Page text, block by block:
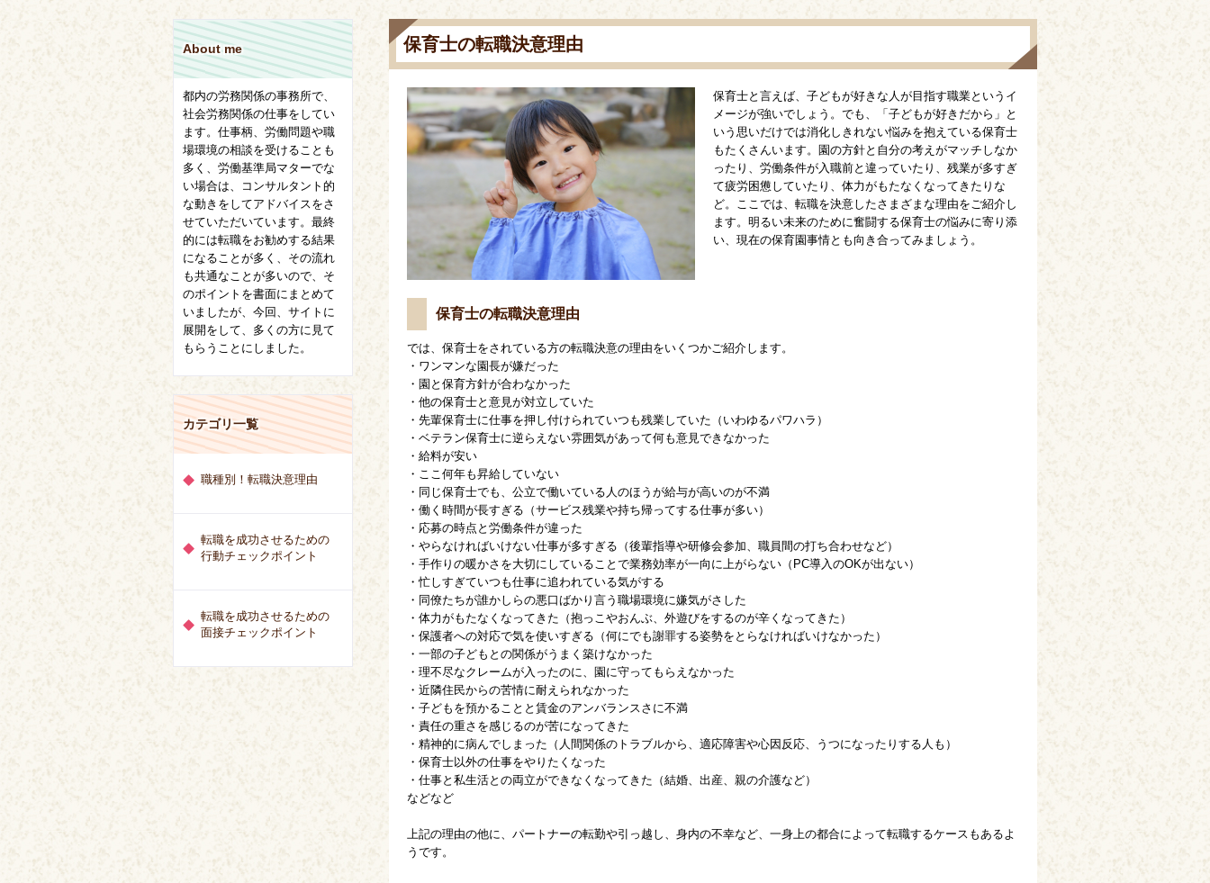
About me
都内の労務関係の事務所で、
社会労務関係の仕事をしてい
ます。仕事柄、労働問題や職
場環境の相談を受けることも
多く、労働基準局マターでな
い場合は、コンサルタント的
な動きをしてアドバイスをさ
せていただいています。最終
的には転職をお勧めする結果
になることが多く、その流れ
も共通なことが多いので、そ
のポイントを書面にまとめて
いましたが、今回、サイトに
展開をして、多くの方に見て
もらうことにしました。
カテゴリ一覧
職種別！転職決意理由
転職を成功させるための
行動チェックポイント
転職を成功させるための
面接チェックポイント
保育士の転職決意理由
保育士と言えば、子どもが好きな人が目指す職業というイ
メージが強いでしょう。でも、「子どもが好きだから」と
いう思いだけでは消化しきれない悩みを抱えている保育士
もたくさんいます。園の方針と自分の考えがマッチしなか
ったり、労働条件が入職前と違っていたり、残業が多すぎ
て疲労困憊していたり、体力がもたなくなってきたりな
ど。ここでは、転職を決意したさまざまな理由をご紹介し
ます。明るい未来のために奮闘する保育士の悩みに寄り添
い、現在の保育園事情とも向き合ってみましょう。
保育士の転職決意理由
では、保育士をされている方の転職決意の理由をいくつかご紹介します。
・ワンマンな園長が嫌だった
・園と保育方針が合わなかった
・他の保育士と意見が対立していた
・先輩保育士に仕事を押し付けられていつも残業していた（いわゆるパワハラ）
・ベテラン保育士に逆らえない雰囲気があって何も意見できなかった
・給料が安い
・ここ何年も昇給していない
・同じ保育士でも、公立で働いている人のほうが給与が高いのが不満
・働く時間が長すぎる（サービス残業や持ち帰ってする仕事が多い）
・応募の時点と労働条件が違った
・やらなければいけない仕事が多すぎる（後輩指導や研修会参加、職員間の打ち合わせなど）
・手作りの暖かさを大切にしていることで業務効率が一向に上がらない（PC導入のOKが出ない）
・忙しすぎていつも仕事に追われている気がする
・同僚たちが誰かしらの悪口ばかり言う職場環境に嫌気がさした
・体力がもたなくなってきた（抱っこやおんぶ、外遊びをするのが辛くなってきた）
・保護者への対応で気を使いすぎる（何にでも謝罪する姿勢をとらなければいけなかった）
・一部の子どもとの関係がうまく築けなかった
・理不尽なクレームが入ったのに、園に守ってもらえなかった
・近隣住民からの苦情に耐えられなかった
・子どもを預かることと賃金のアンバランスさに不満
・責任の重さを感じるのが苦になってきた
・精神的に病んでしまった（人間関係のトラブルから、適応障害や心因反応、うつになったりする人も）
・保育士以外の仕事をやりたくなった
・仕事と私生活との両立ができなくなってきた（結婚、出産、親の介護など）
などなど
上記の理由の他に、パートナーの転勤や引っ越し、身内の不幸など、一身上の都合によって転職するケースもあるよ
うです。